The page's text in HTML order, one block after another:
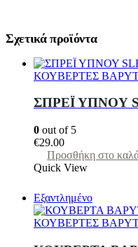
Σχετικά προϊόντα
ΚΟΥΒΕΡΤΕΣ
ΣΠΡΕΪ ΥΠΝΟΥ
0 out of 5
€29.00
Προσθήκη στο
Quick View
Εξαντλημένο
ΚΟΥΒΕΡΤΕΣ